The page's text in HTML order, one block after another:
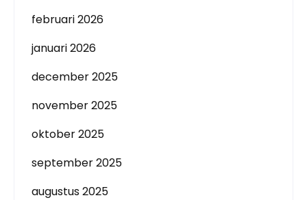
februari 2026
januari 2026
december 2025
november 2025
oktober 2025
september 2025
augustus 2025